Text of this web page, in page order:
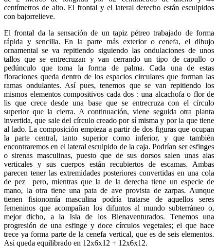
centímetros de alto. El frontal y el lateral derecho están esculpidos
con bajorrelieve.
El frontal da la sensación de un tapiz pétreo trabajado de forma
rápida y sencilla. En la parte más exterior o cenefa, el dibujo
ornamental se va repitiendo siguiendo las ondulaciones de unos
tallos que se entrecruzan y van cerrando un tipo de capullo o
pedúnculo que toma la forma de palma. Cada una de estas
floraciones queda dentro de los espacios circulares que forman las
ramas ondulantes. Así pues, tenemos que se van repitiendo los
mismos elementos compositivos cada dos : una alcachofa o flor de
lis que crece desde una base que se entrecruza con el círculo
superior que la cierra. A continuación, viene seguida otra planta
invertida, que sale del círculo creado por sí misma y por la que tiene
al lado. La composición empieza a partir de dos figuras que ocupan
la parte central, tanto superior como inferior, y que también
encontraremos en el lateral esculpido de la caja. Podrían ser esfinges
o sirenas masculinas, puesto que de sus dorsos salen unas alas
verticales y sus cuerpos están recubiertos de escamas. Ambas
parecen tener las extremidades posteriores convertidas en una cola
de pez pero, mientras que la de la derecha tiene un especie de
mano, la otra tiene una pata de ave provista de zarpas. Aunque
tienen fisionomía masculina podría tratarse de aquellos seres
femeninos que acompañan los difuntos al mundo subterráneo o,
mejor dicho, a la Isla de los Bienaventurados. Tenemos una
progresión de una esfinge y doce círculos vegetales; el que hace
trece ya forma parte de la cenefa vertical, que es de seis elementos.
Así queda equilibrado en 12x6x12 + 12x6x12.